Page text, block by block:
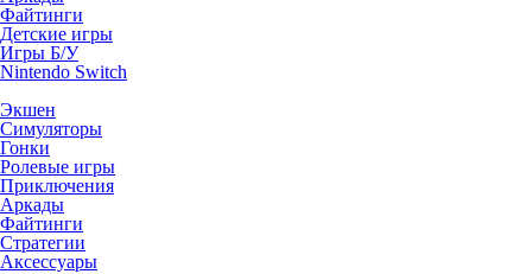
Файтинги
Детские игры
Игры Б/У
Nintendo Switch
Экшен
Симуляторы
Гонки
Ролевые игры
Приключения
Аркады
Файтинги
Стратегии
Аксессуары